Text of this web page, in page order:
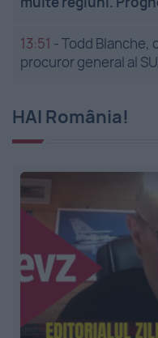
13:51 -Todd Blanche,
procuror general al
HAI România!